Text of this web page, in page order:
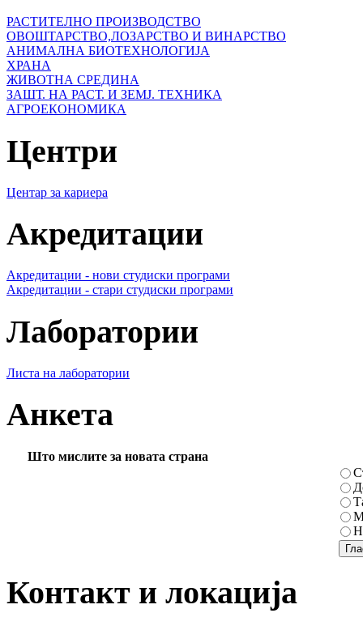
РАСТИТЕЛНО ПРОИЗВОДСТВО
ОВОШТАРСТВО,ЛОЗАРСТВО И ВИНАРСТВО
АНИМАЛНА БИОТЕХНОЛОГИЈА
ХРАНА
ЖИВОТНА СРЕДИНА
ЗАШТ. НА РАСТ. И ЗЕМЈ. ТЕХНИКА
АГРОЕКОНОМИКА
Центри
Центар за кариера
Акредитации
Акредитации - нови студиски програми
Акредитации - стари студиски програми
Лаборатории
Листа на лаборатории
Анкета
Што мислите за новата страна
Контакт и локација